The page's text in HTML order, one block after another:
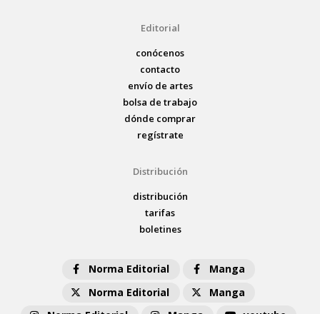
Editorial
conócenos
contacto
envío de artes
bolsa de trabajo
dónde comprar
regístrate
Distribución
distribución
tarifas
boletines
Norma Editorial
Manga
Norma Editorial
Manga